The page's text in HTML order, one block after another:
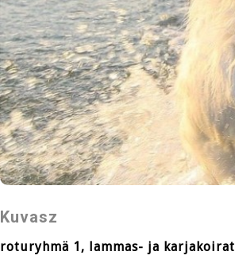
Kuvasz
roturyhmä 1, lammas- ja karjakoirat